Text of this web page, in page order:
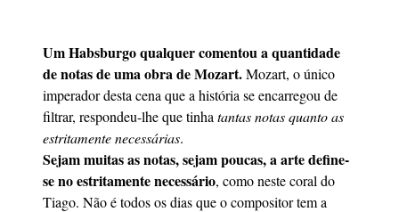
Um Habsburgo qualquer comentou a quantidade
de notas de uma obra de Mozart.Mozart, o único
imperador desta cena que a história se encarregou de
filtrar, respondeu-lhe que tinha tantas notas quanto as
estritamente necessárias.
Sejam muitas as notas, sejam poucas, a arte define-
se no estritamente necessário, como neste coral do
Tiago. Não é todos os dias que o compositor tem a